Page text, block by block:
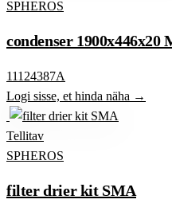
SPHEROS
condenser 1900x446x20
11124387A
Logi sisse, et hinda näha →
Tellitav
SPHEROS
filter drier kit SMA